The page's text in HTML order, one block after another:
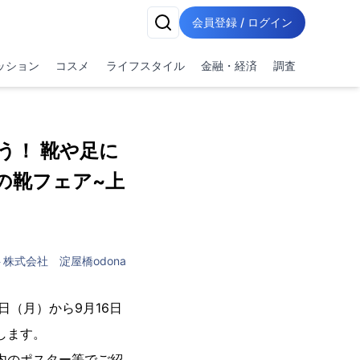
会員登録 / ログイン
ション コスメ ライフスタイル 金融・経済 調査
！ 靴や足に
靴フェア~上
株式会社 淀屋橋odona
（月）から9月16日
す。